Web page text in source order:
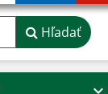
Hľadať